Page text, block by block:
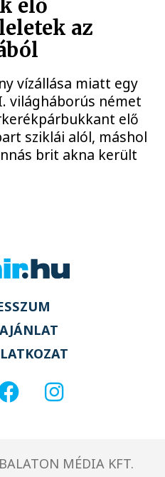
elő
az
vízállása miatt egy
világháborús német
elő
sziklái alól, máshol
brit akna került
MÉDIA KFT.